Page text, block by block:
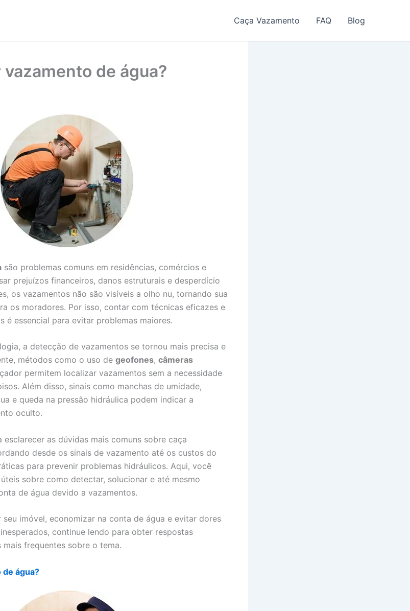
Caça Vazamento FAQ Blog
de água?
são problemas comuns em residências, comércios e
prejuízos financeiros, danos estruturais e desperdício
os vazamentos não são visíveis a olho nu, tornando sua
os moradores. Por isso, contar com técnicas eficazes e
é essencial para evitar problemas maiores.
a detecção de vazamentos se tornou mais precisa e
métodos como o uso de geofones, câmeras
permitem localizar vazamentos sem a necessidade
Além disso, sinais como manchas de umidade,
e queda na pressão hidráulica podem indicar a
oculto.
as dúvidas mais comuns sobre caça
desde os sinais de vazamento até os custos do
para prevenir problemas hidráulicos. Aqui, você
sobre como detectar, solucionar e até mesmo
de água devido a vazamentos.
imóvel, economizar na conta de água e evitar dores
continue lendo para obter respostas
frequentes sobre o tema.
água?